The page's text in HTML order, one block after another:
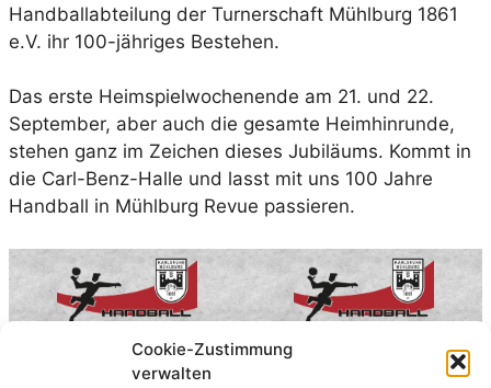
Cookie-Zustimmung
verwalten
Handballabteilung der Turnerschaft Mühlburg 1861
e.V. ihr 100-jähriges Bestehen.
Das erste Heimspielwochenende am 21. und 22.
September, aber auch die gesamte Heimhinrunde,
stehen ganz im Zeichen dieses Jubiläums. Kommt in
die Carl-Benz-Halle und lasst mit uns 100 Jahre
Handball in Mühlburg Revue passieren.